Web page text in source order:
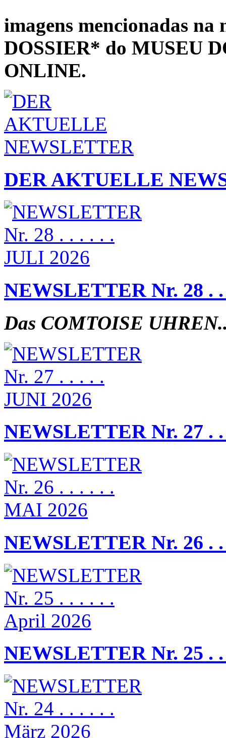
imagens mencionadas
DOSSIER* do MUSEU
ONLINE.
DER AKTUELLE
NEWSLETTER Nr. 28 .
Das COMTOISE
NEWSLETTER Nr. 27 .
NEWSLETTER Nr. 26 .
NEWSLETTER Nr. 25 .